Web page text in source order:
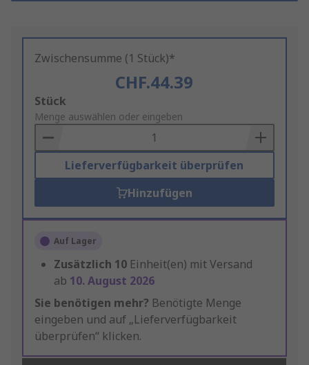
Zwischensumme (1 Stück)*
CHF.44.39
Add
to
Basket
Stück
Menge auswählen oder eingeben
Lieferverfügbarkeit überprüfen
Hinzufügen
Auf Lager
Zusätzlich 10 Einheit(en) mit Versand
ab 10. August 2026
Sie benötigen mehr? Benötigte Menge
eingeben und auf „Lieferverfügbarkeit
überprüfen“ klicken.